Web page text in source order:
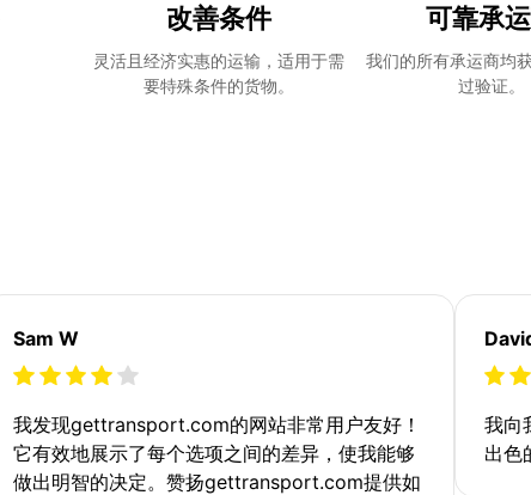
改善条件
灵活且经济实惠的运输，适用于需
要特殊条件的货物。
可靠承
我们的所有承运商均
过验证。
Sam W
我发现gettransport.com的网站非常用户友好！
它有效地展示了每个选项之间的差异，使我能够
做出明智的决定。赞扬gettransport.com提供如
我向
出色